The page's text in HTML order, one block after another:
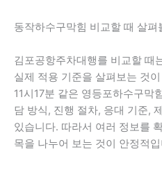
동작하수구막힘 비교할 때 살펴
김포공항주차대행를 비교할 때
실제 적용 기준을 살펴보는 것
11시17분 같은 영등포하수구막
담 방식, 진행 절차, 응대 기준,
있습니다. 따라서 여러 정보를
목을 나누어 보는 것이 안정적